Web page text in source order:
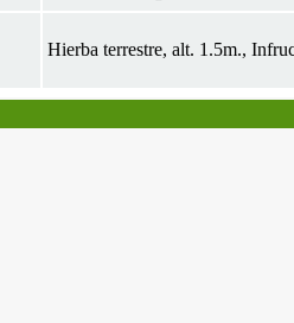
Hierba terrestre, alt. 1.5m.,